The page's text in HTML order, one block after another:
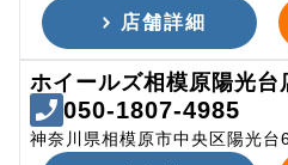
店舗詳細
ホイールズ相模原陽光台
050-1807-4985
神奈川県相模原市中央区陽光